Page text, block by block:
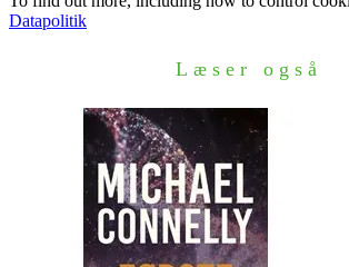
Datapolitik
Læser også